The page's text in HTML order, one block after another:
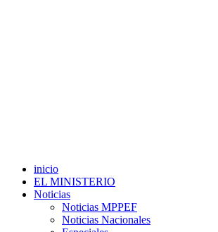
inicio
EL MINISTERIO
Noticias
Noticias MPPEF
Noticias Nacionales